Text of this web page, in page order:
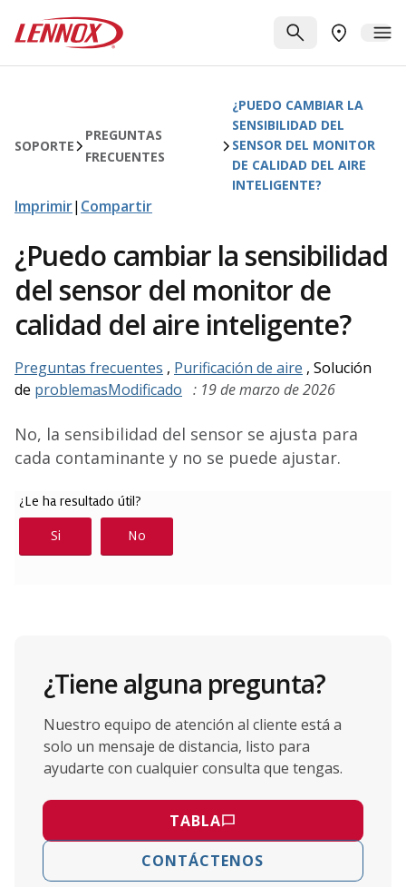
Lennox
BUSCARBUSCAR
SOPORTE
PREGUNTAS
FRECUENTES
¿PUEDO CAMBIAR LA
SENSIBILIDAD DEL
SENSOR DEL MONITOR
DE CALIDAD DEL AIRE
INTELIGENTE?
Imprimir| Compartir
¿Puedo cambiar la sensibilidad
del sensor del monitor de
calidad del aire inteligente?
Preguntas frecuentes , Purificación de aire , Solución
de problemasModificado : 19 de marzo de 2026
No, la sensibilidad del sensor se ajusta para
cada contaminante y no se puede ajustar.
¿Tiene alguna pregunta?
Nuestro equipo de atención al cliente está a
solo un mensaje de distancia, listo para
ayudarte con cualquier consulta que tengas.
TABLA
CONTÁCTENOS